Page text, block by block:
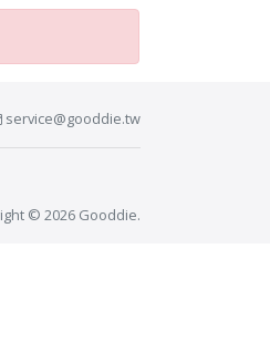
service@gooddie.tw
© 2026 Gooddie.